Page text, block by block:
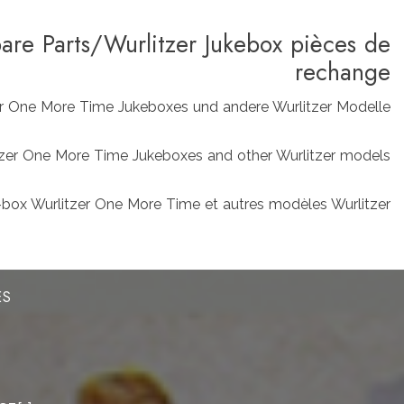
Parts/Wurlitzer Jukebox pièces de
rechange
More Time Jukeboxes und andere Wurlitzer Modelle
One More Time Jukeboxes and other Wurlitzer models
Wurlitzer One More Time et autres modèles Wurlitzer